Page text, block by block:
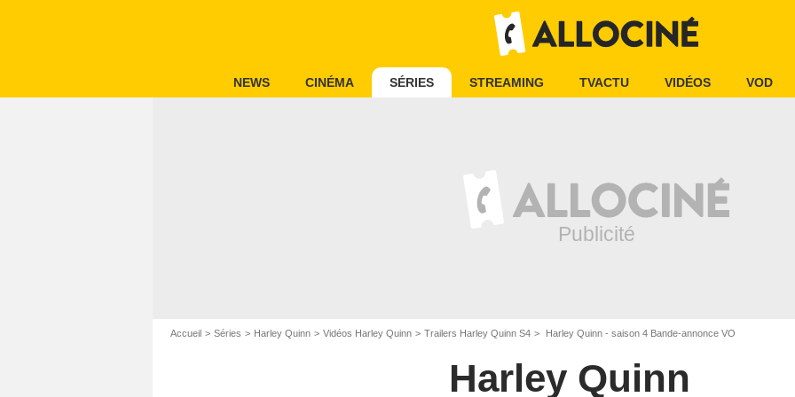
NEWS CINÉMA SÉRIES STREAMING TVACTU VIDÉOS VOD
Accueil Séries Harley Quinn Vidéos Harley Quinn Trailers Harley Quinn S4 Harley Quinn - saison 4 Bande-annonce VO
Harley Quinn